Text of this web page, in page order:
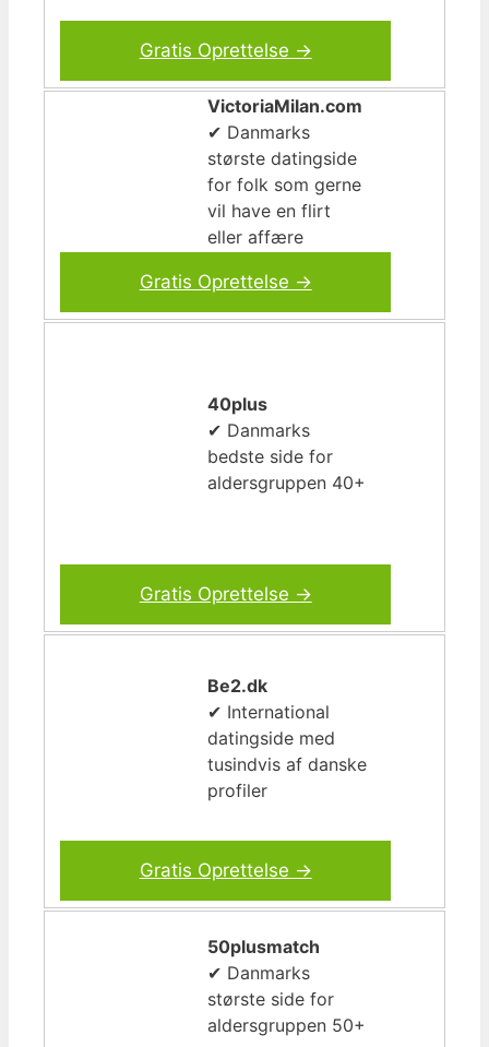
Gratis Oprettelse →
VictoriaMilan.com
✔ Danmarks
største datingside
for folk som gerne
vil have en flirt
eller affære
Gratis Oprettelse →
40plus
✔ Danmarks
bedste side for
aldersgruppen 40+
Gratis Oprettelse →
Be2.dk
✔ International
datingside med
tusindvis af danske
profiler
Gratis Oprettelse →
50plusmatch
✔ Danmarks
største side for
aldersgruppen 50+